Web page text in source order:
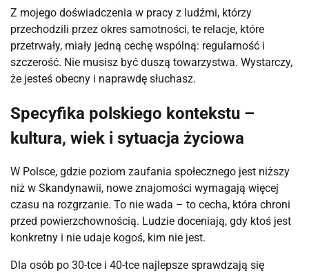
Z mojego doświadczenia w pracy z ludźmi, którzy
przechodzili przez okres samotności, te relacje, które
przetrwały, miały jedną cechę wspólną: regularność i
szczerość. Nie musisz być duszą towarzystwa. Wystarczy,
że jesteś obecny i naprawdę słuchasz.
Specyfika polskiego kontekstu –
kultura, wiek i sytuacja życiowa
W Polsce, gdzie poziom zaufania społecznego jest niższy
niż w Skandynawii, nowe znajomości wymagają więcej
czasu na rozgrzanie. To nie wada – to cecha, która chroni
przed powierzchownością. Ludzie doceniają, gdy ktoś jest
konkretny i nie udaje kogoś, kim nie jest.
Dla osób po 30-tce i 40-tce najlepsze sprawdzają się